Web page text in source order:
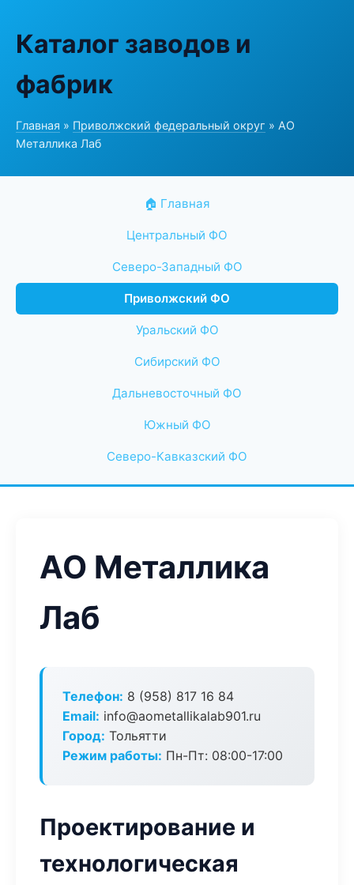
Каталог заводов и
фабрик
Главная » Приволжский федеральный округ » АО
Металлика Лаб
🏠 Главная
Центральный ФО
Северо-Западный ФО
Приволжский ФО
Уральский ФО
Сибирский ФО
Дальневосточный ФО
Южный ФО
Северо-Кавказский ФО
АО Металлика
Лаб
Телефон: 8 (958) 817 16 84
Email: info@aometallikalab901.ru
Город: Тольятти
Режим работы: Пн-Пт: 08:00-17:00
Проектирование и
технологическая